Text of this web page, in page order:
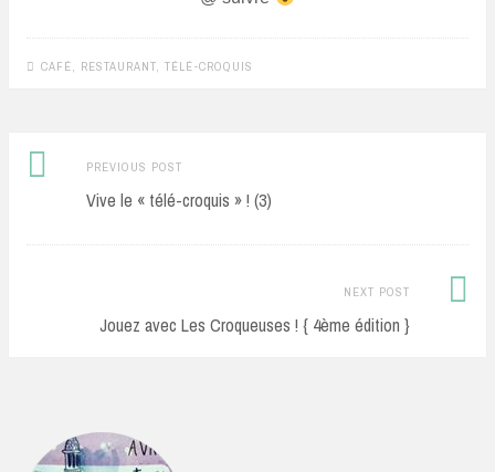
CAFÉ RESTAURANT TÉLÉ-CROQUIS
Post
navigation
PREVIOUS POSTPrevious
post:
Vive le « télé-croquis » ! (3)
NEXT POST
Jouez avec Les Croqueuses ! { 4ème édition }